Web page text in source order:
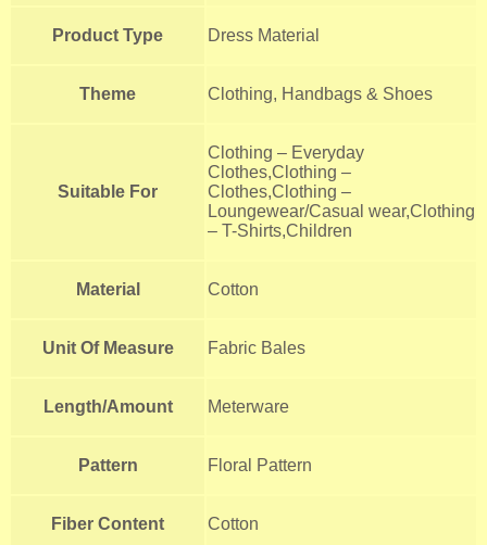
Product Type Dress Material
Theme Clothing, Handbags & Shoes
Suitable For
Clothing – Everyday
Clothes,Clothing –
Clothes,Clothing –
Loungewear/Casual wear,Clothing
– T-Shirts,Children
Material Cotton
Unit Of Measure Fabric Bales
Length/Amount Meterware
Pattern Floral Pattern
Fiber Content Cotton